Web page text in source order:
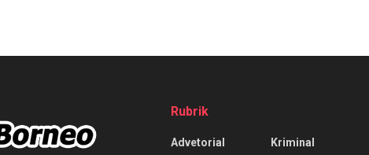
Rubrik
Advetorial
Kriminal